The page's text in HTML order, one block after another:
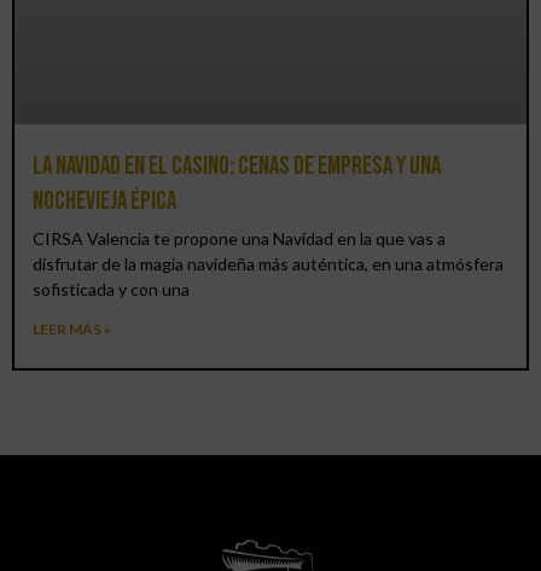
La Navidad en el Casino: cenas de empresa y una
Nochevieja épica
CIRSA Valencia te propone una Navidad en la que vas a
disfrutar de la magia navideña más auténtica, en una atmósfera
sofisticada y con una
LEER MÁS »